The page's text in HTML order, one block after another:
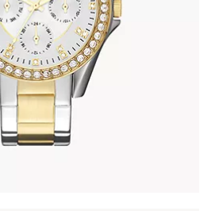
690.00 KM